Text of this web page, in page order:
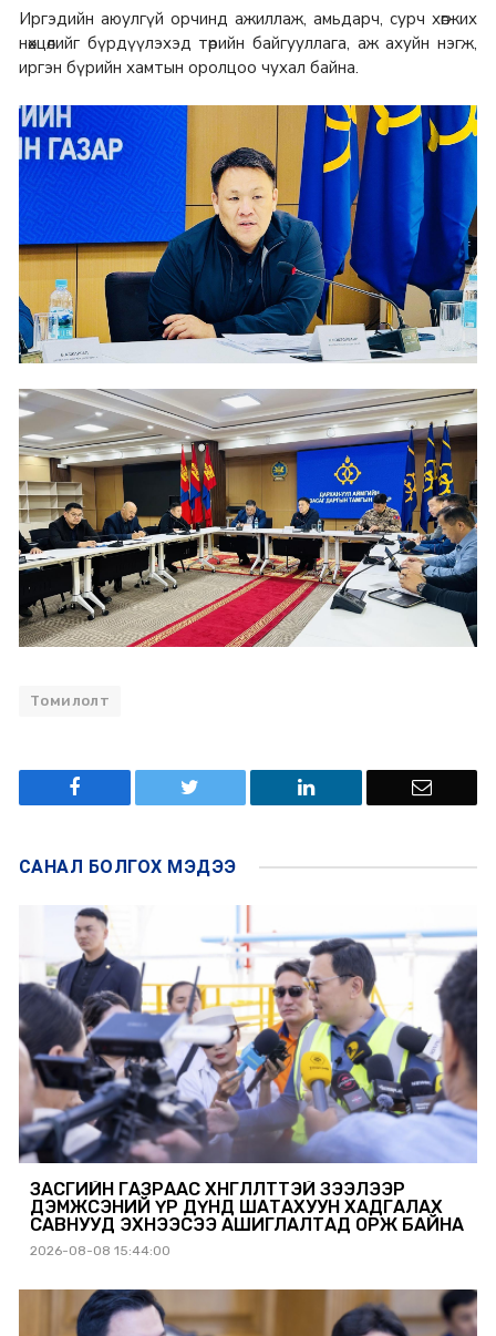
Иргэдийн аюулгүй орчинд ажиллаж, амьдарч, сурч хөгжих
нөхцөлийг бүрдүүлэхэд төрийн байгууллага, аж ахуйн нэгж,
иргэн бүрийн хамтын оролцоо чухал байна.
Томилолт
САНАЛ БОЛГОХ МЭДЭЭ
ЗАСГИЙН ГАЗРААС ХӨНГӨЛӨЛТТЭЙ ЗЭЭЛЭЭР
ДЭМЖСЭНИЙ ҮР ДҮНД ШАТАХУУН ХАДГАЛАХ
САВНУУД ЭХНЭЭСЭЭ АШИГЛАЛТАД ОРЖ БАЙНА
2026-08-08 15:44:00